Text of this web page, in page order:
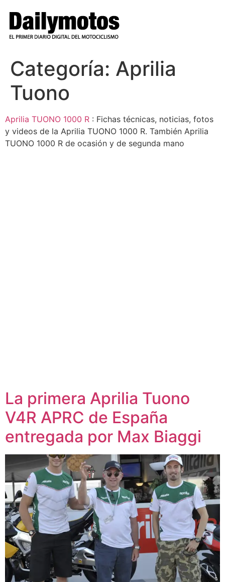
contenido
Categoría: Aprilia
Tuono
Aprilia TUONO 1000 R : Fichas técnicas, noticias, fotos
y videos de la Aprilia TUONO 1000 R. También Aprilia
TUONO 1000 R de ocasión y de segunda mano
La primera Aprilia Tuono
V4R APRC de España
entregada por Max Biaggi